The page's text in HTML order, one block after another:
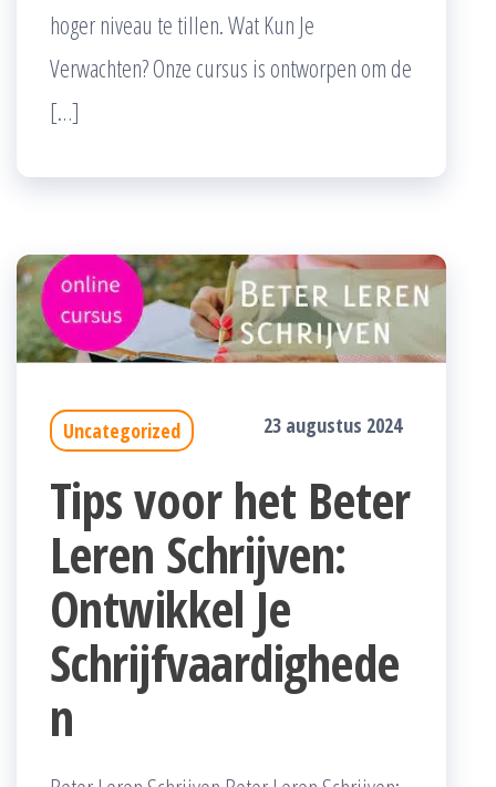
hoger niveau te tillen. Wat Kun Je
Verwachten? Onze cursus is ontworpen om de
[…]
Uncategorized 23 augustus 2024
Tips voor het Beter
Leren Schrijven:
Ontwikkel Je
Schrijfvaardighede
n